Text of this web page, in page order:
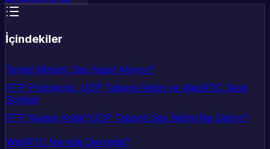
İçindekiler
Temel Mimari: Ses Nasıl Akıyor?
RTP Protokolü, UDP Tabanlı İletim ve WebRTC Sesli
Sohbet
RTP Neden Kritik?UDP Tabanlı Ses İletimi Ne Getirir?
WebRTC Nerede Devrede?